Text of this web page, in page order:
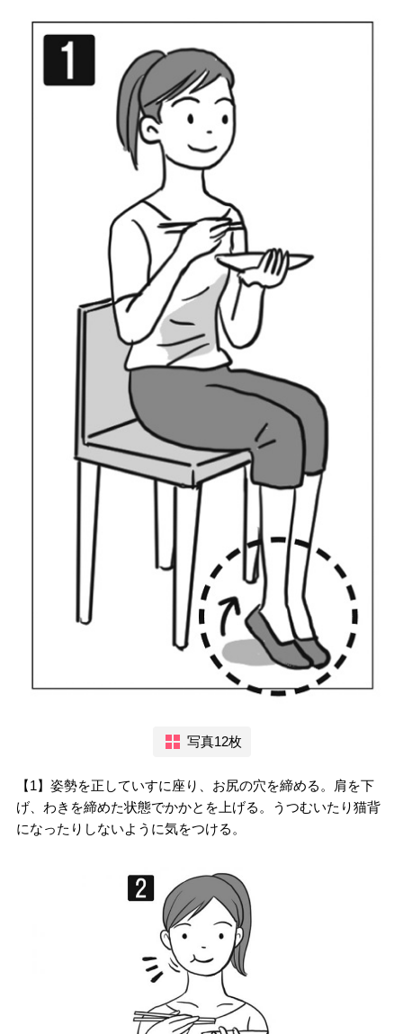
写真12枚
【1】姿勢を正していすに座り、お尻の穴を締める。肩を下
げ、わきを締めた状態でかかとを上げる。うつむいたり猫背
になったりしないように気をつける。